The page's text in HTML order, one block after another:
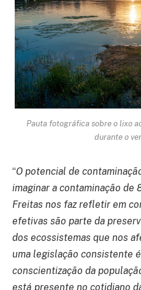
Pauta fotográfica sobre o lixo
durante o
“O potencial de
imaginar a contaminação de
Freitas nos faz refletir em
efetivas são parte da
dos ecossistemas que nos
uma legislação consistente
conscientização da
está presente no cotidiano